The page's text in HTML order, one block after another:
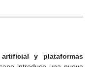
y plataformas